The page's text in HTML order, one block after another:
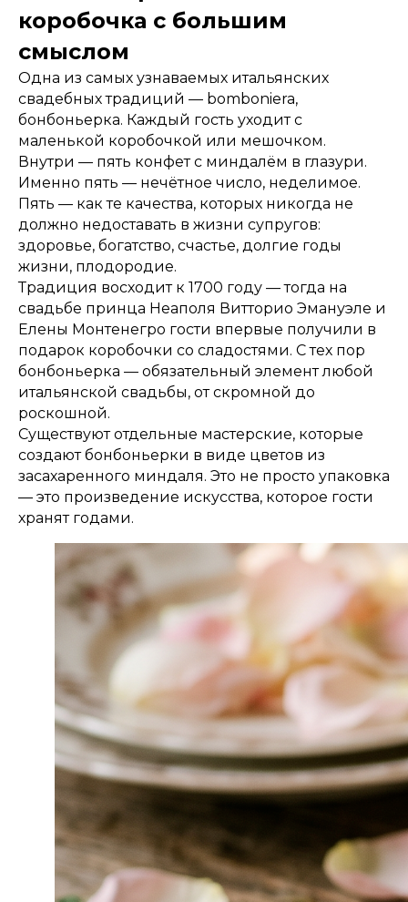
коробочка с большим
смыслом
Одна из самых узнаваемых итальянских
свадебных традиций — bomboniera,
бонбоньерка. Каждый гость уходит с
маленькой коробочкой или мешочком.
Внутри — пять конфет с миндалём в глазури.
Именно пять — нечётное число, неделимое.
Пять — как те качества, которых никогда не
должно недоставать в жизни супругов:
здоровье, богатство, счастье, долгие годы
жизни, плодородие.
Традиция восходит к 1700 году — тогда на
свадьбе принца Неаполя Витторио Эмануэле и
Елены Монтенегро гости впервые получили в
подарок коробочки со сладостями. С тех пор
бонбоньерка — обязательный элемент любой
итальянской свадьбы, от скромной до
роскошной.
Существуют отдельные мастерские, которые
создают бонбоньерки в виде цветов из
засахаренного миндаля. Это не просто упаковка
— это произведение искусства, которое гости
хранят годами.